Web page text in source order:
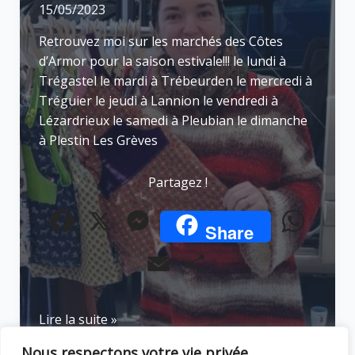
15/05/2023
Retrouvez moi sur les marchés des Côtes
d’Armor pour la saison estivale!!! le lundi à
Trégastel le mardi à Trébeurden le mercredi à
Tréguier le jeudi à Lannion le vendredi à
Lézardrieux le samedi à Pleubian le dimanche
à Plestin Les Grèves
Partagez !
F
c
e
b
M
e
s
s
e
Share
W
h
t
E
m
a
P
a
r
les
Lire la suite »